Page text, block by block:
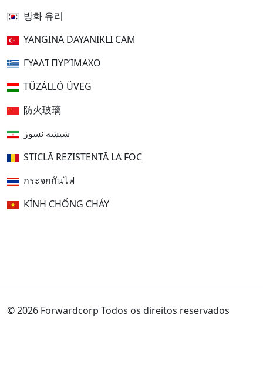
방화 유리
YANGINA DAYANIKLI CAM
ΓΥΑΛΊ ΠΥΡΊΜΑΧΟ
TŰZÁLLÓ ÜVEG
防火玻璃
شیشه نسوز
STICLĂ REZISTENTĂ LA FOC
กระจกกันไฟ
KÍNH CHỐNG CHÁY
© 2026 Forwardcorp Todos os direitos reservados